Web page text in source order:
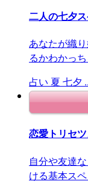
二人の七夕
あなたが織
るかわかっ
占い 夏 七夕
恋愛トリセ
自分や友達
ける基本ス